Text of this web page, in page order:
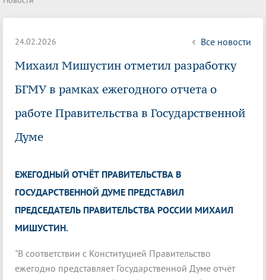
24.02.2026 Все новости
Михаил Мишустин отметил разработку
БГМУ в рамках ежегодного отчета о
работе Правительства в Государственной
Думе
ЕЖЕГОДНЫЙ ОТЧЁТ ПРАВИТЕЛЬСТВА В
ГОСУДАРСТВЕННОЙ ДУМЕ ПРЕДСТАВИЛ
ПРЕДСЕДАТЕЛЬ ПРАВИТЕЛЬСТВА РОССИИ МИХАИЛ
МИШУСТИН.
"В соответствии с Конституцией Правительство
ежегодно представляет Государственной Думе отчёт